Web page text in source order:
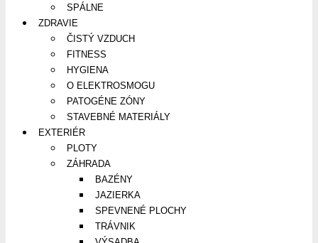
SPÁLNE
ZDRAVIE
ČISTÝ VZDUCH
FITNESS
HYGIENA
O ELEKTROSMOGU
PATOGÉNE ZÓNY
STAVEBNÉ MATERIÁLY
EXTERIÉR
PLOTY
ZÁHRADA
BAZÉNY
JAZIERKA
SPEVNENÉ PLOCHY
TRÁVNIK